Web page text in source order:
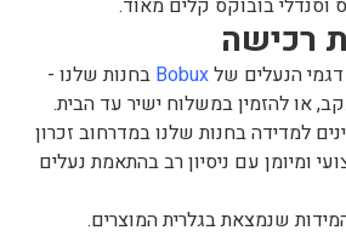
רכישה
דגמי הנעלים של
בחנות שלנו -
למדידה בחנות שלנו במדרחוב זכרון
ומיומן עם ניסיון רב בהתאמת נעלים
שנמצאת בגלרית המוצרים.